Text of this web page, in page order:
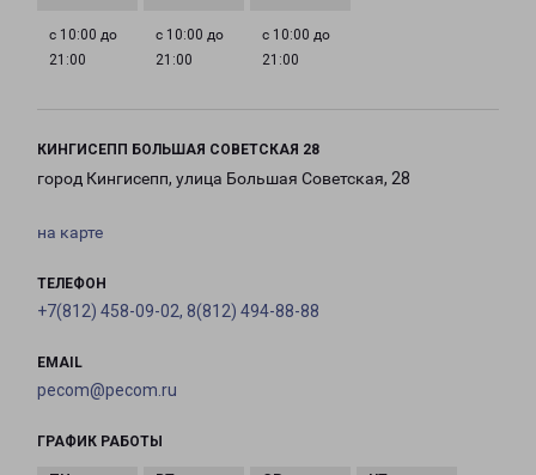
с 10:00 до
21:00
с 10:00 до
21:00
с 10:00 до
21:00
КИНГИСЕПП БОЛЬШАЯ СОВЕТСКАЯ 28
город Кингисепп, улица Большая Советская, 28
на карте
ТЕЛЕФОН
+7(812) 458-09-02, 8(812) 494-88-88
EMAIL
pecom@pecom.ru
ГРАФИК РАБОТЫ